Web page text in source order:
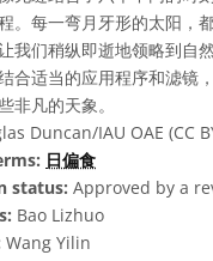
。每一弯月牙形的太阳，
我们稍纵即逝地领略到自
合适当的应用程序和滤镜
非凡的天象。
Duncan/IAU OAE (CC
日偏食
status: Approved by a
Bao Lizhuo
Wang Yilin